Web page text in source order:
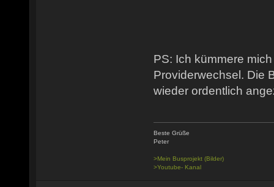
PS: Ich kümmere
Providerwechsel. Die
wieder ordentlich
Beste Grüße
Peter
>Mein Busprojekt (Bilder)
>Youtube- Kanal